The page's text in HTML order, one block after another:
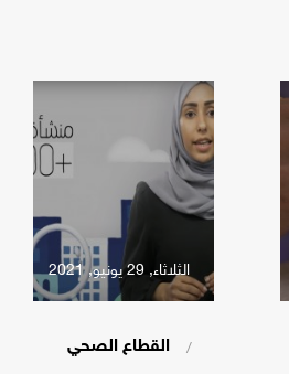
الثلاثاء, 29 يونيو, 2021
/ القطاع الصحي